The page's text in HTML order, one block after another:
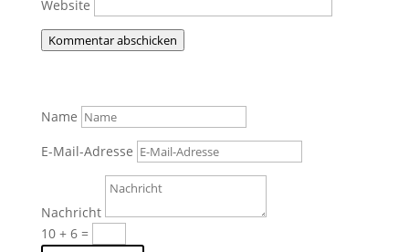
Website
Kommentar abschicken
Name
E-Mail-Adresse
Nachricht
10 + 6=